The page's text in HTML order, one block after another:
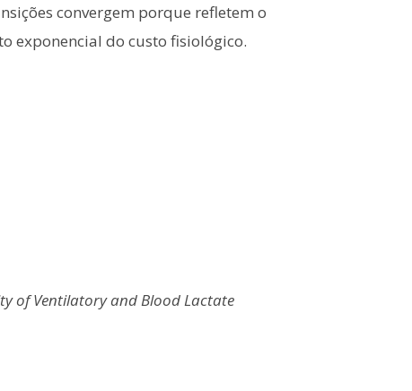
convergem porque refletem o
exponencial do custo fisiológico.
of Ventilatory and Blood Lactate